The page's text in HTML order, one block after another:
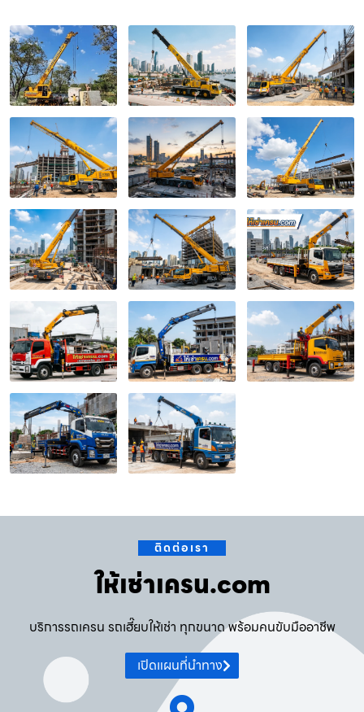
ติดต่อเรา
ให้เช่าเครน.com
บริการรถเครน รถเฮี๊ยบให้เช่า ทุกขนาด พร้อมคนขับมืออาชีพ
เปิดแผนที่นำทาง